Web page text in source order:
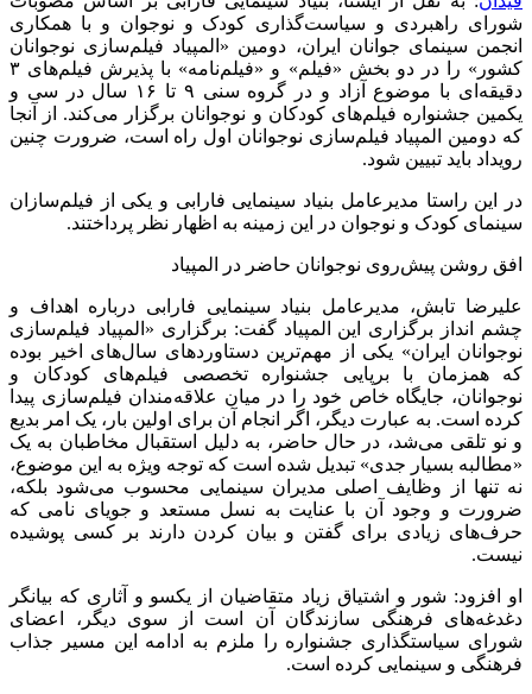
شورای راهبردی و سیاست‌گذاری کودک و نوجوان و با همکاری
انجمن سینمای جوانان ایران، دومین «المپیاد فیلم‌سازی نوجوانان
کشور» را در دو بخش «فیلم» و «فیلم‌نامه» با پذیرش فیلم‌های ۳
دقیقه‌ای با موضوع آزاد و در گروه سنی ۹ تا ۱۶ سال در سی و
یکمین جشنواره فیلم‌های کودکان و نوجوانان برگزار می‌کند. از آنجا
که دومین المپیاد فیلم‌سازی نوجوانان اول راه است، ضرورت چنین
رویداد باید تبیین شود.
در این راستا مدیرعامل بنیاد سینمایی فارابی و یکی از فیلمسازان
سینمای کودک و نوجوان در این زمینه به اظهار نظر پرداختند.
افق روشن پیش‌روی نوجوانان حاضر در المپیاد
علیرضا تابش، مدیرعامل بنیاد سینمایی فارابی درباره اهداف و
چشم انداز برگزاری این المپیاد گفت: برگزاری «المپیاد فیلم‌سازی
نوجوانان ایران» یکی از مهم‌ترین دستاوردهای سال‌های اخیر بوده
که همزمان با برپایی جشنواره تخصصی فیلم‌های کودکان و
نوجوانان، جایگاه خاص خود را در میان علاقه‌مندان فیلم‌سازی پیدا
کرده است. به عبارت دیگر، اگر انجام آن برای اولین بار، یک امر بدیع
و نو تلقی می‌شد، در حال حاضر، به دلیل استقبال مخاطبان به یک
«مطالبه بسیار جدی» تبدیل شده است که توجه ویژه به این موضوع،
نه تنها از وظایف اصلی مدیران سینمایی محسوب می‌شود بلکه‌،
ضرورت و وجود آن با عنایت به نسل مستعد و جویای نامی که
حرف‌های زیادی برای گفتن و بیان کردن دارند بر کسی پوشیده
نیست.
او افزود: شور و اشتیاق زیاد متقاضیان از یکسو و آثاری که بیانگر
دغدغه‌های فرهنگی سازندگان آن است از سوی دیگر، اعضای
شورای سیاستگذاری جشنواره را ملزم به ادامه این مسیر جذاب
فرهنگی و سینمایی کرده است.